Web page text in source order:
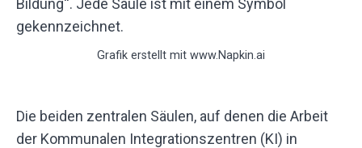
Grafik erstellt mit www.Napkin.ai
Die beiden zentralen Säulen, auf denen die Arbeit
der Kommunalen Integrationszentren (KI) in